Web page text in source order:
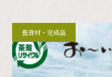
畳資材・完成品